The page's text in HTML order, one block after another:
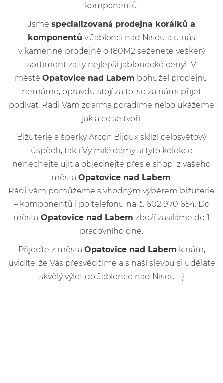
komponentů.
Jsme specializovaná prodejna korálků a
komponentů v Jablonci nad Nisou a u nás
v kamenné prodejně o 180M2 seženete veškerý
sortiment za ty nejlepší jablonecké ceny! V
městě Opatovice nad Labem bohužel prodejnu
nemáme, opravdu stojí za to, se za námi přijet
podívat. Rádi Vám zdarma poradíme nebo ukážeme
jak a co se tvoří.
Bižuterie a šperky Arcon Bijoux sklízí celosvětový
úspěch, tak i Vy milé dámy si tyto kolekce
nenechejte ujít a objednejte přes e shop z vašeho
města Opatovice nad Labem
Rádi Vám pomůžeme s vhodným výběrem bižuterie
– komponentů i po telefonu na č. 602 970 654. Do
města Opatovice nad Labem zboží zasíláme do 1
pracovního dne.
Přijeďte z města Opatovice nad Labem k nám,
uvidíte, že Vás přesvědčíme a s naší slevou si uděláte
skvělý výlet do Jablonce nad Nisou :-)